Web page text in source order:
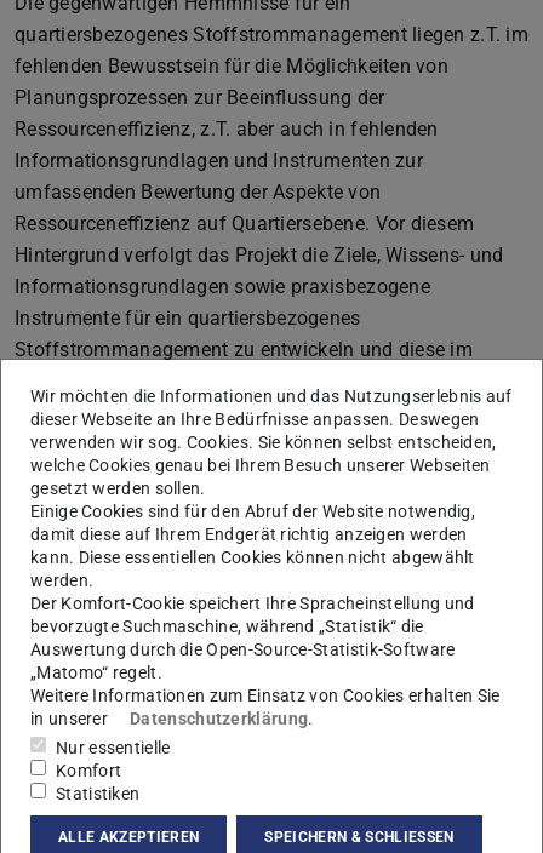
quartiersbezogenes Stoffstrommanagement liegen z.T. im
fehlenden Bewusstsein für die Möglichkeiten von
Planungsprozessen zur Beeinflussung der
Ressourceneffizienz, z.T. aber auch in fehlenden
Informationsgrundlagen und Instrumenten zur
umfassenden Bewertung der Aspekte von
Ressourceneffizienz auf Quartiersebene. Vor diesem
Hintergrund verfolgt das Projekt die Ziele, Wissens- und
Informationsgrundlagen sowie praxisbezogene
Instrumente für ein quartiersbezogenes
Stoffstrommanagement zu entwickeln und diese im
Das Projekt entwickelt Methoden und Instrumente als
„Werkzeugkasten für Ressourceneffizienz“ für die
wissensbasierte Steuerung in kommunalen
Planungsprozessen. Dies umfasst konzeptionelle
Grundlagen, deren Umsetzung in IT-basierte Instrumente
für die Praxis und die Untersuchung von
Rahmenbedingungen für die erfolgreiche Integration in
Planungsprozesse. Die realen Quartiersplanungen der
kommunalen Partner Darmstadt und Wiesbaden geben
die Anforderungsprofile für die wissenschaftlichen
Arbeiten und das Umfeld der Erprobung des
„Werkzeugkastens“ vor. Weitergehende Information zu
den Projektergebnissen finden Sie
Sollten Sie Interesse an einer Anwendung der entwickelten
Wir möchten die Informationen und das Nutzungserlebnis auf
dieser Webseite an Ihre Bedürfnisse anpassen. Deswegen
verwenden wir sog. Cookies. Sie können selbst entscheiden,
welche Cookies genau bei Ihrem Besuch unserer Webseiten
gesetzt werden sollen.
Einige Cookies sind für den Abruf der Website notwendig,
damit diese auf Ihrem Endgerät richtig anzeigen werden
kann. Diese essentiellen Cookies können nicht abgewählt
werden.
Der Komfort-Cookie speichert Ihre Spracheinstellung und
bevorzugte Suchmaschine, während „Statistik“ die
Auswertung durch die Open-Source-Statistik-Software
„Matomo“ regelt.
Weitere Informationen zum Einsatz von Cookies erhalten Sie
in unserer
Datenschutzerklärung.
Nur essentielle
Komfort
Statistiken
ALLE AKZEPTIEREN SPEICHERN & SCHLIESSEN